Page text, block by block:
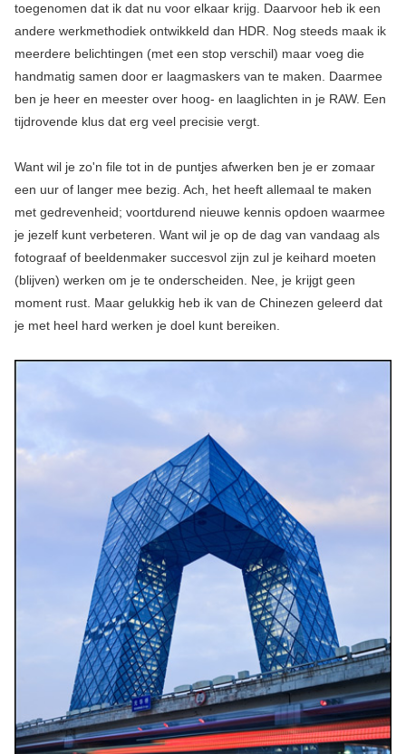
toegenomen dat ik dat nu voor elkaar krijg. Daarvoor heb ik een
andere werkmethodiek ontwikkeld dan HDR. Nog steeds maak ik
meerdere belichtingen (met een stop verschil) maar voeg die
handmatig samen door er laagmaskers van te maken. Daarmee
ben je heer en meester over hoog- en laaglichten in je RAW. Een
tijdrovende klus dat erg veel precisie vergt.
Want wil je zo'n file tot in de puntjes afwerken ben je er zomaar
een uur of langer mee bezig. Ach, het heeft allemaal te maken
met gedrevenheid; voortdurend nieuwe kennis opdoen waarmee
je jezelf kunt verbeteren. Want wil je op de dag van vandaag als
fotograaf of beeldenmaker succesvol zijn zul je keihard moeten
(blijven) werken om je te onderscheiden. Nee, je krijgt geen
moment rust. Maar gelukkig heb ik van de Chinezen geleerd dat
je met heel hard werken je doel kunt bereiken.